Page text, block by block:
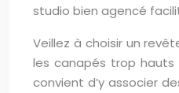
studio bien agencé
Veillez à choisir un
les canapés trop hauts
convient d’y associer